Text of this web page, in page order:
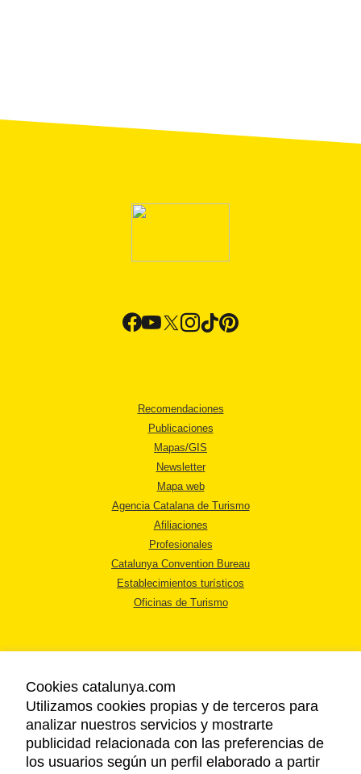
Recomendaciones
Publicaciones
Mapas/GIS
Newsletter
Mapa web
Agencia Catalana de Turismo
Afiliaciones
Profesionales
Catalunya Convention Bureau
Establecimientos turísticos
Oficinas de Turismo
AVISO LEGAL
POLÍTICA DE PRIVACIDAD
COOKIES
Cookies catalunya.com
Utilizamos cookies propias y de terceros para
analizar nuestros servicios y mostrarte
publicidad relacionada con las preferencias de
los usuarios según un perfil elaborado a partir